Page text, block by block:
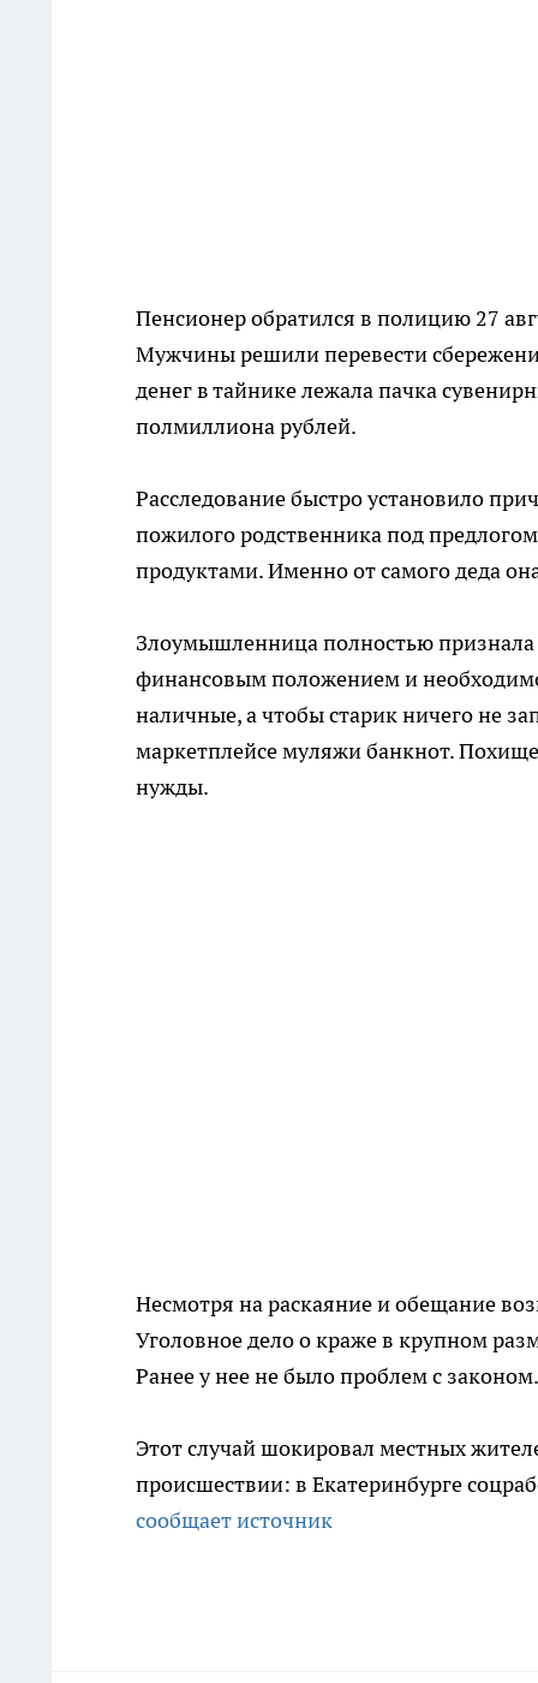
Пенсионер обратился в полицию 27
Мужчины решили перевести
денег в тайнике лежала пачка
полмиллиона рублей.
Расследование быстро установило
пожилого родственника под
продуктами. Именно от самого деда
Злоумышленница полностью
финансовым положением и
наличные, а чтобы старик ничего не
маркетплейсе муляжи банкнот.
нужды.
Несмотря на раскаяние и обещание
Уголовное дело о краже в крупном
Ранее у нее не было проблем с законом.
Этот случай шокировал местных
происшествии: в Екатеринбурге
сообщает источник